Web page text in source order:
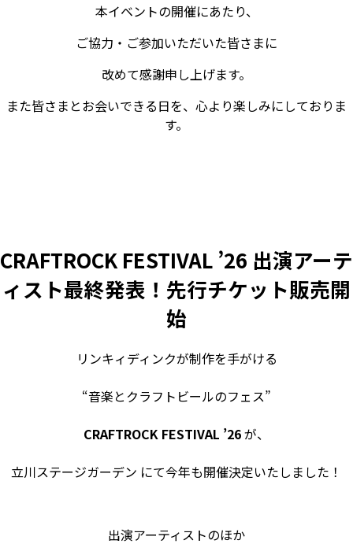
本イベントの開催にあたり、
ご協力・ご参加いただいた皆さまに
改めて感謝申し上げます。
また皆さまとお会いできる日を、心より楽しみにしておりま
す。
CRAFTROCK FESTIVAL ’26 出演アーテ
ィスト最終発表！先行チケット販売開
始
リンキィディンクが制作を手がける
“音楽とクラフトビールのフェス”
CRAFTROCK FESTIVAL ’26が、
立川ステージガーデン にて今年も開催決定いたしました！
出演アーティストのほか